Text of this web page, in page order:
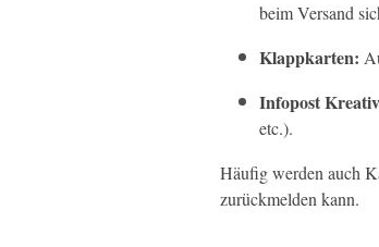
beim Versand
Klappkarten:
Infopost Kreativ
etc.).
Häufig werden auch
zurückmelden kann.